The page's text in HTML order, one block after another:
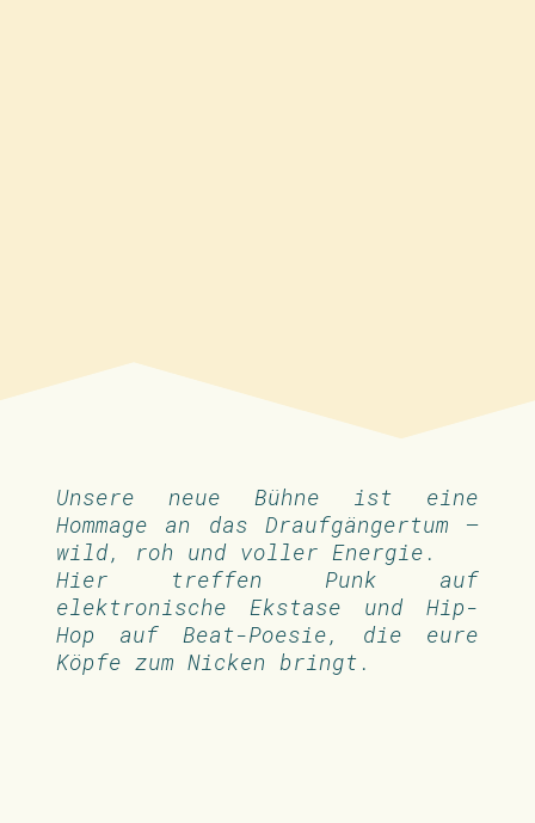
Unsere neue Bühne ist eine
Hommage an das Draufgängertum –
wild, roh und voller Energie.
Hier treffen Punk auf
elektronische Ekstase und Hip-
Hop auf Beat-Poesie, die eure
Köpfe zum Nicken bringt.